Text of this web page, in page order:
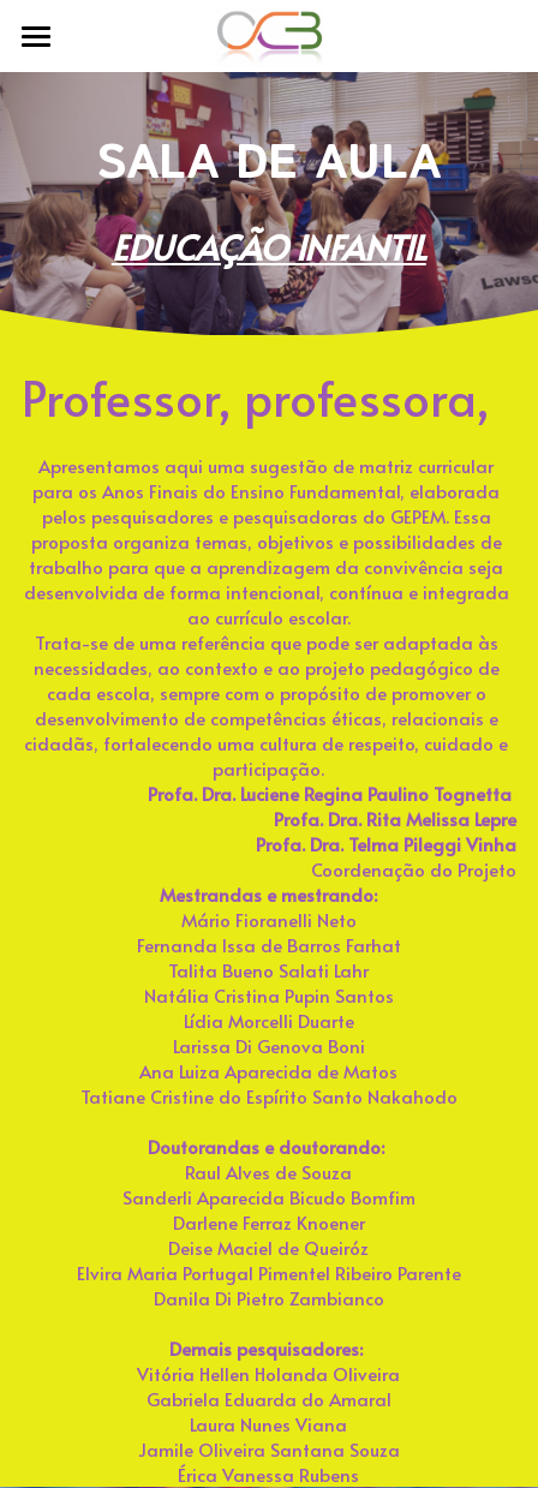
Quem somos
—ㅤㅤSão nossos objetivos
ㅤㅤㅤNossas Investigações
Nossos pesquisadores
Comunidades de Cuidado e Apoio
—ㅤㅤDas equipes de ajuda às comunidades de
—ㅤㅤMais sobre a nossa história - Para ler
—ㅤㅤMais sobre a nossa história - Para assistir
ㅤㅤ—Nossas Bases
ㅤㅤ—Nossa cara
—ㅤㅤComissão de convivência e escolha do
tutor
—ㅤㅤEncontros de tutoria
ㅤ—ㅤEncontros regionais
ㅤㅤ—Encontros nacionais
—ㅤㅤComo fazer parte?
Album de Fotos
Convivência na Escola
Intervenções ao Bullying
Convivência na Escola Pública
Precisa de Ajuda?
SALA DE AULA
EDUCAÇÃO INFANTIL
Professor, professora,
Apresentamos aqui uma sugestão de matriz curricular
para os Anos Finais do Ensino Fundamental, elaborada
pelos pesquisadores e pesquisadoras do GEPEM. Essa
proposta organiza temas, objetivos e possibilidades de
trabalho para que a aprendizagem da convivência seja
desenvolvida de forma intencional, contínua e integrada
ao currículo escolar.
Trata-se de uma referência que pode ser adaptada às
necessidades, ao contexto e ao projeto pedagógico de
cada escola, sempre com o propósito de promover o
desenvolvimento de competências éticas, relacionais e
cidadãs, fortalecendo uma cultura de respeito, cuidado e
participação.
Profa. Dra. Luciene Regina Paulino Tognetta
Profa. Dra. Rita Melissa Lepre
Profa. Dra. Telma Pileggi Vinha
Coordenação do Projeto
Mestrandas e mestrando:
Mário Fioranelli Neto
Fernanda Issa de Barros Farhat
Talita Bueno Salati Lahr
Natália Cristina Pupin Santos
Lídia Morcelli Duarte
Larissa Di Genova Boni
Ana Luiza Aparecida de Matos
Tatiane Cristine do Espírito Santo Nakahodo
Doutorandas e doutorando:
Raul Alves de Souza
Sanderli Aparecida Bicudo Bomfim
Darlene Ferraz Knoener
Deise Maciel de Queiróz
Elvira Maria Portugal Pimentel Ribeiro Parente
Danila Di Pietro Zambianco
Demais pesquisadores:
Vitória Hellen Holanda Oliveira
Gabriela Eduarda do Amaral
Laura Nunes Viana
Jamile Oliveira Santana Souza
Érica Vanessa Rubens